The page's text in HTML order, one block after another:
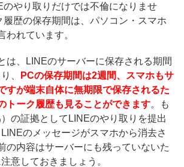
のやり取りだけでは不倫になりませ
履歴の保存期間は、パソコン・スマホ
われています。
は、LINEのサーバーに保存される期間
、
PCの保存期間は2週間、スマホもサ
すが端末自体に無期限で保存されるた
トーク履歴も見ることができます。も
の証拠としてLINEのやり取りを提出
のメッセージがスマホから消去さ
の内容はサーバーにも残っていないた
意しておきましょう。